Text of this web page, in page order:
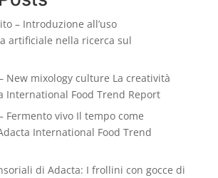
– Introduzione all’uso
artificiale nella ricerca sul
New mixology culture La creatività
International Food Trend Report
Fermento vivo Il tempo come
International Food Trend
di Adacta: I frollini con gocce di